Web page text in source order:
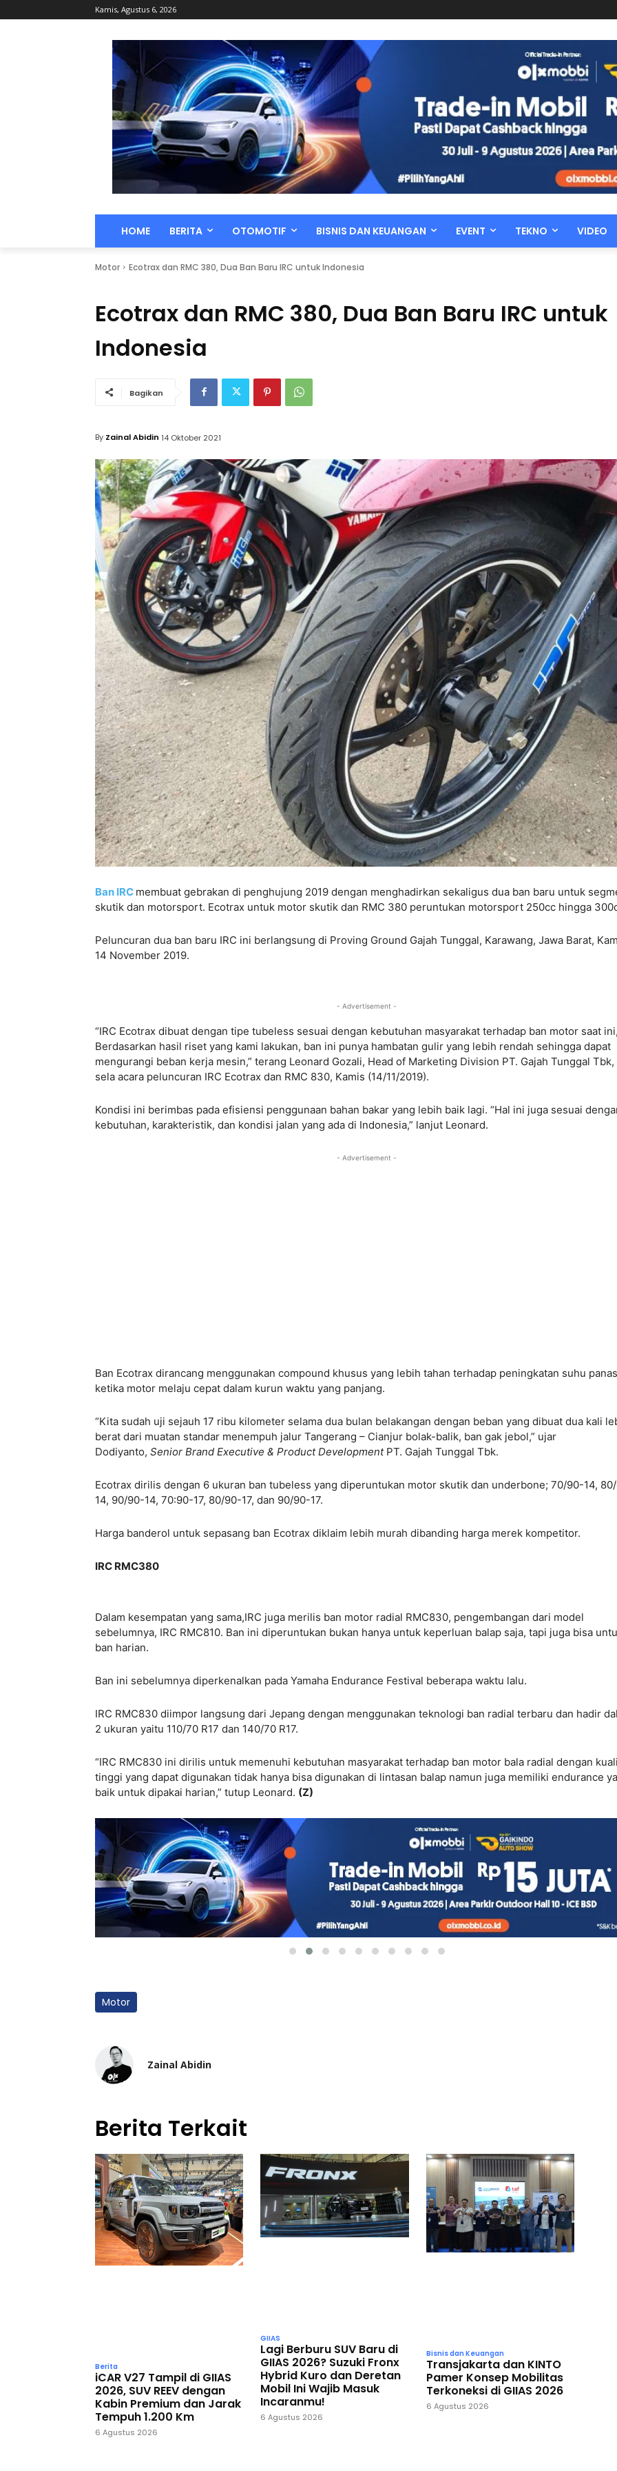
Kamis, Agustus 6, 2026
HOME BERITA OTOMOTIF BISNIS DAN KEUANGAN EVENT TEKNO VIDEO
Motor Ecotrax dan RMC 380, Dua Ban Baru IRC untuk Indonesia
Ecotrax dan RMC 380, Dua Ban Baru IRC untuk
Indonesia
Bagikan
By Zainal Abidin 14 Oktober 2021
Ban IRC membuat gebrakan di penghujung 2019 dengan menghadirkan sekaligus dua ban baru untuk
skutik dan motorsport. Ecotrax untuk motor skutik dan RMC 380 peruntukan motorsport 250cc hingga
Peluncuran dua ban baru IRC ini berlangsung di Proving Ground Gajah Tunggal, Karawang, Jawa Barat,
14 November 2019.
- Advertisement -
“IRC Ecotrax dibuat dengan tipe tubeless sesuai dengan kebutuhan masyarakat terhadap ban motor saat ini,
Berdasarkan hasil riset yang kami lakukan, ban ini punya hambatan gulir yang lebih rendah sehingga dapat
mengurangi beban kerja mesin,” terang Leonard Gozali, Head of Marketing Division PT. Gajah Tunggal Tbk,
sela acara peluncuran IRC Ecotrax dan RMC 830, Kamis (14/11/2019).
Kondisi ini berimbas pada efisiensi penggunaan bahan bakar yang lebih baik lagi. “Hal ini juga sesuai
kebutuhan, karakteristik, dan kondisi jalan yang ada di Indonesia,” lanjut Leonard.
- Advertisement -
Ban Ecotrax dirancang menggunakan compound khusus yang lebih tahan terhadap peningkatan suhu panas
ketika motor melaju cepat dalam kurun waktu yang panjang.
“Kita sudah uji sejauh 17 ribu kilometer selama dua bulan belakangan dengan beban yang dibuat dua kali
berat dari muatan standar menempuh jalur Tangerang – Cianjur bolak-balik, ban gak jebol,” ujar
Dodiyanto, Senior Brand Executive & Product DevelopmentPT. Gajah Tunggal Tbk.
Ecotrax dirilis dengan 6 ukuran ban tubeless yang diperuntukan motor skutik dan underbone; 70/90-14,
14, 90/90-14, 70:90-17, 80/90-17, dan 90/90-17.
Harga banderol untuk sepasang ban Ecotrax diklaim lebih murah dibanding harga merek kompetitor.
IRC RMC380
Dalam kesempatan yang sama,IRC juga merilis ban motor radial RMC830, pengembangan dari model
sebelumnya, IRC RMC810. Ban ini diperuntukan bukan hanya untuk keperluan balap saja, tapi juga bisa
ban harian.
Ban ini sebelumnya diperkenalkan pada Yamaha Endurance Festival beberapa waktu lalu.
IRC RMC830 diimpor langsung dari Jepang dengan menggunakan teknologi ban radial terbaru dan hadir
2 ukuran yaitu 110/70 R17 dan 140/70 R17.
“IRC RMC830 ini dirilis untuk memenuhi kebutuhan masyarakat terhadap ban motor bala radial dengan
tinggi yang dapat digunakan tidak hanya bisa digunakan di lintasan balap namun juga memiliki endurance
baik untuk dipakai harian,” tutup Leonard. (Z)
Motor
Zainal Abidin
Berita Terkait
Berita
iCAR V27 Tampil di GIIAS
2026, SUV REEV dengan
Kabin Premium dan Jarak
Tempuh 1.200 Km
6 Agustus 2026
GIIAS
Lagi Berburu SUV Baru di
GIIAS 2026? Suzuki Fronx
Hybrid Kuro dan Deretan
Mobil Ini Wajib Masuk
Incaranmu!
6 Agustus 2026
Bisnis dan Keuangan
Transjakarta dan KINTO
Pamer Konsep Mobilitas
Terkoneksi di GIIAS 2026
6 Agustus 2026